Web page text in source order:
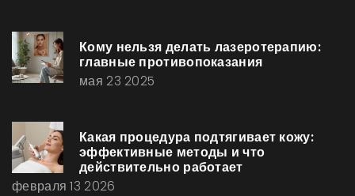
Кому нельзя делать лазеротерапию:
главные противопоказания
мая 23 2025
Какая процедура подтягивает кожу:
эффективные методы и что
действительно работает
февраля 13 2026